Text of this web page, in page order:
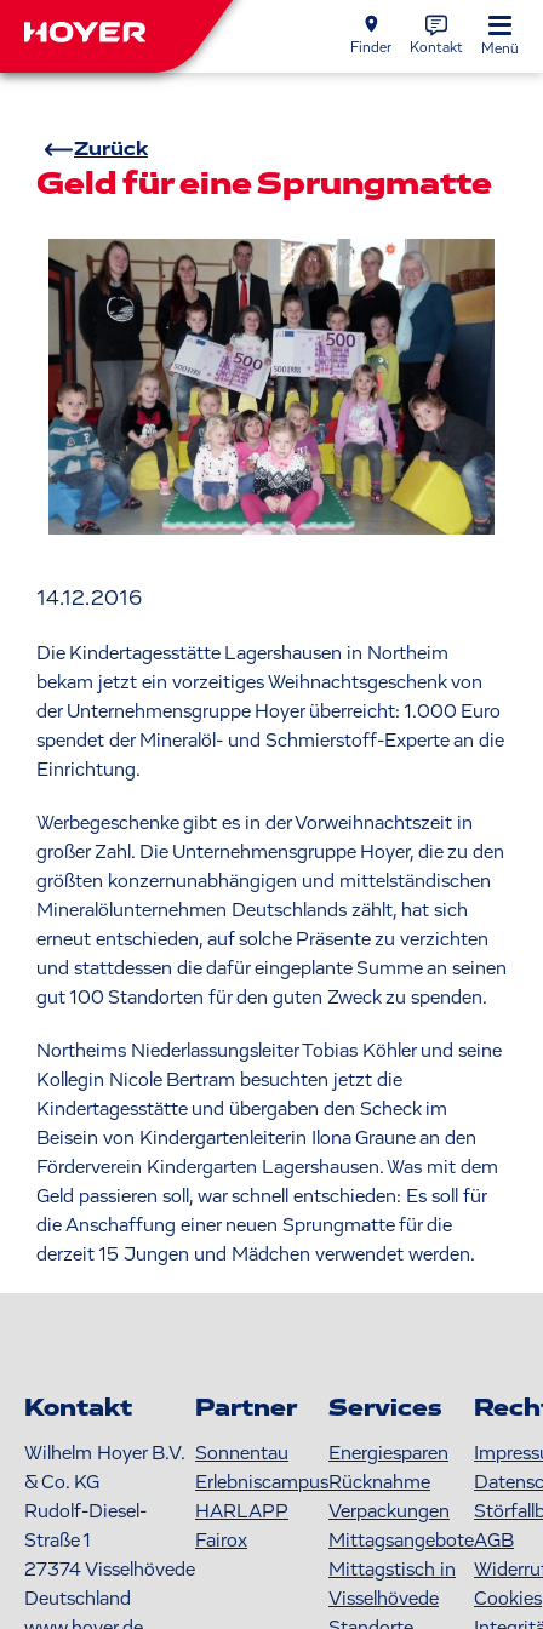
Finder Kontakt Menü
Zurück
Geld für eine Sprungmatte
14.12.2016
Die Kindertagesstätte Lagershausen in Northeim
bekam jetzt ein vorzeitiges Weihnachtsgeschenk von
der Unternehmensgruppe Hoyer überreicht: 1.000 Euro
spendet der Mineralöl- und Schmierstoff-Experte an die
Einrichtung.
Werbegeschenke gibt es in der Vorweihnachtszeit in
großer Zahl. Die Unternehmensgruppe Hoyer, die zu den
größten konzernunabhängigen und mittelständischen
Mineralölunternehmen Deutschlands zählt, hat sich
erneut entschieden, auf solche Präsente zu verzichten
und stattdessen die dafür eingeplante Summe an seinen
gut 100 Standorten für den guten Zweck zu spenden.
Northeims Niederlassungsleiter Tobias Köhler und seine
Kollegin Nicole Bertram besuchten jetzt die
Kindertagesstätte und übergaben den Scheck im
Beisein von Kindergartenleiterin Ilona Graune an den
Förderverein Kindergarten Lagershausen. Was mit dem
Geld passieren soll, war schnell entschieden: Es soll für
die Anschaffung einer neuen Sprungmatte für die
derzeit 15 Jungen und Mädchen verwendet werden.
Kontakt
Wilhelm Hoyer B.V.
& Co. KG
Rudolf-Diesel-
Straße 1
27374Visselhövede
Deutschland
Partner
Sonnentau
Erlebniscampus
HARLAPP
Fairox
Services
Energiesparen
Rücknahme
Verpackungen
Mittagsangebote
Mittagstisch in
Visselhövede
AGB
Cookies